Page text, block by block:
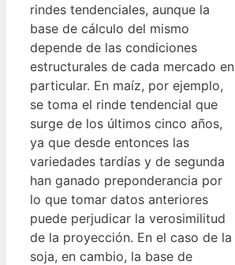
rindes tendenciales, aunque la
base de cálculo del mismo
depende de las condiciones
estructurales de cada mercado en
particular. En maíz, por ejemplo,
se toma el rinde tendencial que
surge de los últimos cinco años,
ya que desde entonces las
variedades tardías y de segunda
han ganado preponderancia por
lo que tomar datos anteriores
puede perjudicar la verosimilitud
de la proyección. En el caso de la
soja, en cambio, la base de